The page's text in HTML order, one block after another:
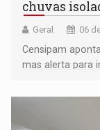
chuvas
Geral 06
Censipam
mas alerta para